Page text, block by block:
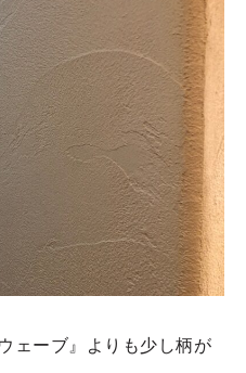
ェーブ』よりも少し柄が